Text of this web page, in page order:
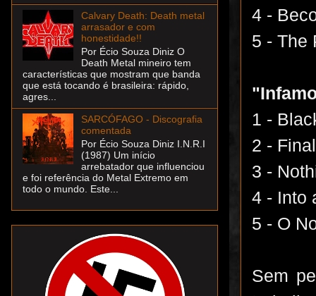
4 -
5 - The
1 -
2 -
3 -
4 - Into
5 - O
Sem
Calvary Death: Death metal
arrasador e com
honestidade!!
Por Écio Souza Diniz O
Death Metal mineiro tem
características que mostram que banda
que está tocando é brasileira: rápido,
agres...
SARCÓFAGO - Discografia
comentada
Por Écio Souza Diniz I.N.R.I
(1987) Um início
arrebatador que influenciou
e foi referência do Metal Extremo em
todo o mundo. Este...